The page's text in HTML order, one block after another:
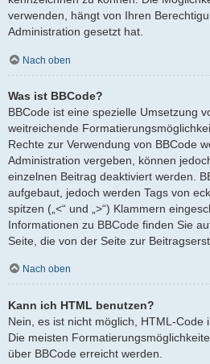
verwenden, hängt von Ihren
Administration gesetzt hat.
Nach oben
Was ist BBCode?
BBCode ist eine spezielle Umsetzung
weitreichende
Rechte zur Verwendung von BBCode
Administration vergeben, können
einzelnen Beitrag deaktiviert werden.
aufgebaut, jedoch werden Tags von
spitzen („<“ und „>“) Klammern
Informationen zu BBCode finden Sie
Seite, die von der Seite zur
Nach oben
Kann ich HTML benutzen?
Nein, es ist nicht möglich, HTML-Code
Die meisten
über BBCode erreicht werden.